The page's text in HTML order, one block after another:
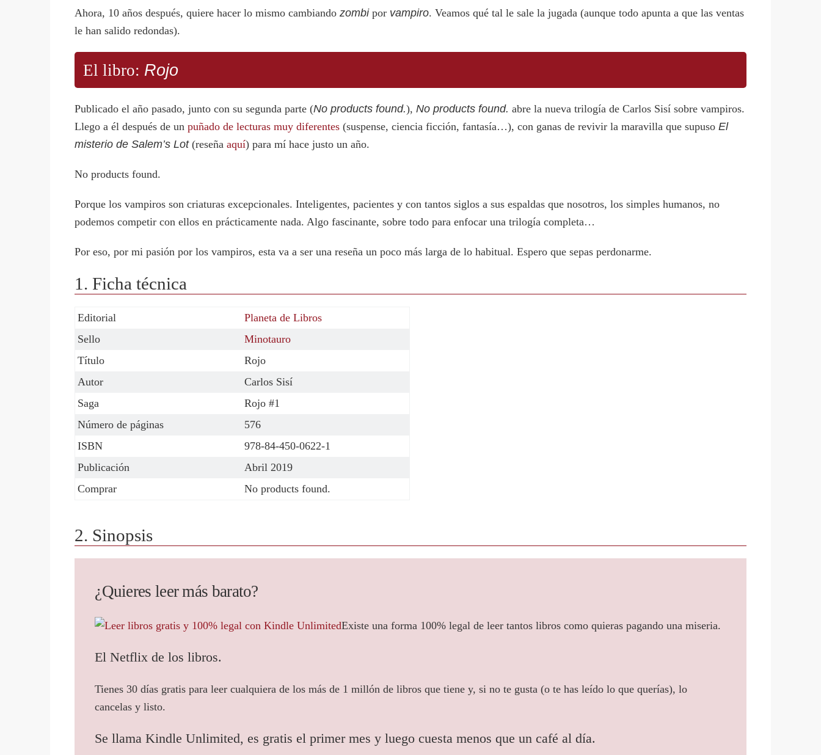
Ahora, 10 años después, quiere hacer lo mismo cambiandozombipor vampiro. Veamos qué tal le sale la jugada (aunque todo apunta a que las ventas
le han salido redondas).
El libro: Rojo
Publicado el año pasado, junto con su segunda parte (No products found.),No products found. abre la nueva trilogía de Carlos Sisí sobre vampiros.
Llego a él después de unpuñado de lecturas muy diferentes (suspense, ciencia ficción, fantasía…), con ganas de revivir la maravilla que supusoEl
misterio de Salem’s Lot(reseñaaquí) para mí hace justo un año.
No products found.
Porque los vampiros son criaturas excepcionales. Inteligentes, pacientes y con tantos siglos a sus espaldas que nosotros, los simples humanos, no
podemos competir con ellos en prácticamente nada. Algo fascinante, sobre todo para enfocar una trilogía completa…
Por eso, por mi pasión por los vampiros, esta va a ser una reseña un poco más larga de lo habitual. Espero que sepas perdonarme.
1. Ficha técnica
Editorial
Planeta de Libros
Sello
Minotauro
Título
Rojo
Autor
Carlos Sisí
Saga
Rojo #1
Número de páginas
576
ISBN
978-84-450-0622-1
Publicación
Abril 2019
Comprar
No products found.
2. Sinopsis
¿Quieres leer más barato?
Existe una forma 100% legal de leer tantos libros como quieras pagando una miseria.
El Netflix de los libros.
Tienes 30 días gratis para leer cualquiera de los más de 1 millón de libros que tiene y, si no te gusta (o te has leído lo que querías), lo
cancelas y listo.
Se llama Kindle Unlimited, es gratis el primer mes y luego cuesta menos que un café al día.